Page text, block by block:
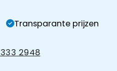
Transparante prijzen
2948